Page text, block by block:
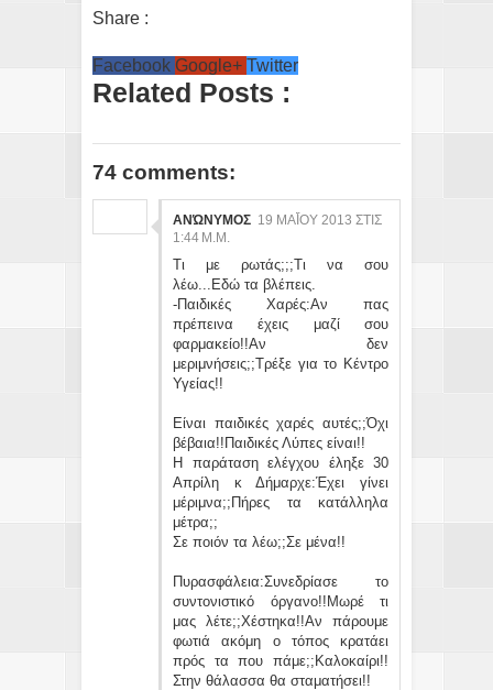
Share :
Facebook Google+ Twitter
Related Posts :
74 comments:
ΑΝΏΝΥΜΟΣ 19 ΜΑΪ́ΟΥ 2013 ΣΤΙΣ 1:
44 Μ.Μ.
Τι με ρωτάς;;;Τι να σου
λέω...Εδώ τα βλέπεις.
-Παιδικές Χαρές:Αν πας
πρέπεινα έχεις μαζί σου
φαρμακείο!!Αν δεν
μεριμνήσεις;;Τρέξε για το Κέντρο
Υγείας!!
Είναι παιδικές χαρές αυτές;;Όχι
βέβαια!!Παιδικές Λύπες είναι!!
Η παράταση ελέγχου έληξε 30
Απρίλη κ Δήμαρχε:Έχει γίνει
μέριμνα;;Πήρες τα κατάλληλα
μέτρα;;
Σε ποιόν τα λέω;;Σε μένα!!
Πυρασφάλεια:Συνεδρίασε το
συντονιστικό όργανο!!Μωρέ τι
μας λέτε;;Χέστηκα!!Αν πάρουμε
φωτιά ακόμη ο τόπος κρατάει
πρός τα που πάμε;;Καλοκαίρι!!
Στην θάλασσα θα σταματήσει!!